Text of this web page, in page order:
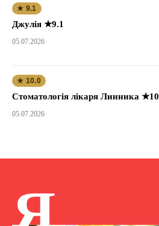
★ 9.1
Джулія ★9.1
05.07.2026
★ 10.0
Стоматологія лікаря Линника ★10
05.07.2026
Я